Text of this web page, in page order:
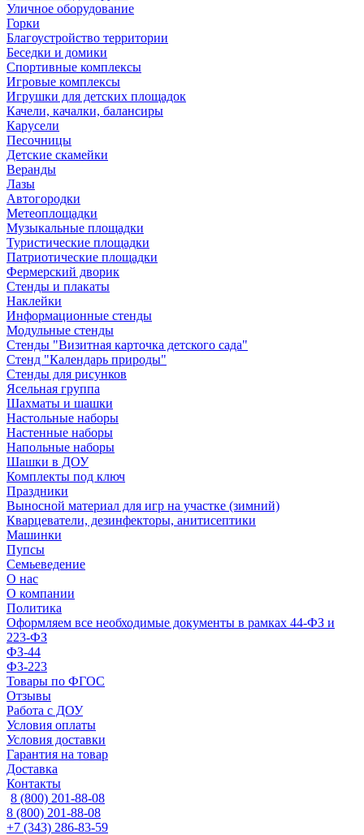
Уличное оборудование
Горки
Благоустройство территории
Беседки и домики
Спортивные комплексы
Игровые комплексы
Игрушки для детских площадок
Качели, качалки, балансиры
Карусели
Песочницы
Детские скамейки
Веранды
Лазы
Автогородки
Метеоплощадки
Музыкальные площадки
Туристические площадки
Патриотические площадки
Фермерский дворик
Стенды и плакаты
Наклейки
Информационные стенды
Модульные стенды
Стенды "Визитная карточка детского сада"
Стенд "Календарь природы"
Стенды для рисунков
Ясельная группа
Шахматы и шашки
Настольные наборы
Настенные наборы
Напольные наборы
Шашки в ДОУ
Комплекты под ключ
Праздники
Выносной материал для игр на участке (зимний)
Кварцеватели, дезинфекторы, анитисептики
Машинки
Пупсы
Семьеведение
О нас
О компании
Политика
Оформляем все необходимые документы в рамках 44-ФЗ и
223-ФЗ
ФЗ-44
ФЗ-223
Товары по ФГОС
Отзывы
Работа с ДОУ
Условия оплаты
Условия доставки
Гарантия на товар
Доставка
Контакты
8 (800) 201-88-08
8 (800) 201-88-08
+7 (343) 286-83-59